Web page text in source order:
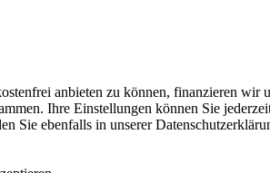
anbieten zu können, finanzieren
Ihre Einstellungen können Sie
Sie ebenfalls in unserer